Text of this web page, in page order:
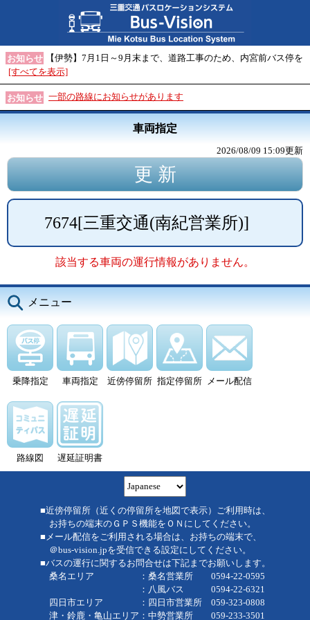
お知らせ
【伊勢】7月1日～9月末まで、道路工事のため、内宮前バス停を
[すべてを表示]
お知らせ 一部の路線にお知らせがあります
車両指定
2026/08/09 15:09更新
7674[三重交通(南紀営業所)]
該当する車両の運行情報がありません。
メニュー
乗降指定 車両指定 近傍停留所 指定停留所 メール配信
路線図 遅延証明書
■近傍停留所（近くの停留所を地図で表示）ご利用時は、
お持ちの端末のＧＰＳ機能をＯＮにしてください。
■メール配信をご利用される場合は、お持ちの端末で、
＠bus-vision.jpを受信できる設定にしてください。
■バスの運行に関するお問合せは下記までお願いします。
桑名エリア ：桑名営業所 0594-22-0595
：八風バス 0594-22-6321
四日市エリア ：四日市営業所 059-323-0808
津・鈴鹿・亀山エリア：中勢営業所 059-233-3501